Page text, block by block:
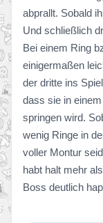
abprallt. Sobald
Und schließlich
Bei einem Ring
einigermaßen
der dritte ins
dass sie in
springen wird.
wenig Ringe in
voller Montur
habt halt mehr
Boss deutlich